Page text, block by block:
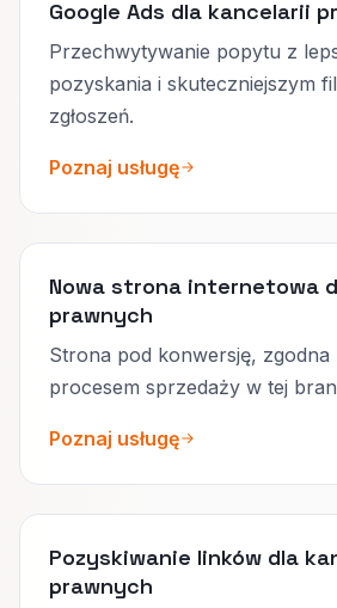
Google Ads dla kancelarii
Przechwytywanie popytu z
pozyskania i skuteczniejszym
zgłoszeń.
Poznaj usługę
Nowa strona internetowa
prawnych
Strona pod konwersję, zgodna
procesem sprzedaży w tej
Poznaj usługę
Pozyskiwanie linków dla
prawnych